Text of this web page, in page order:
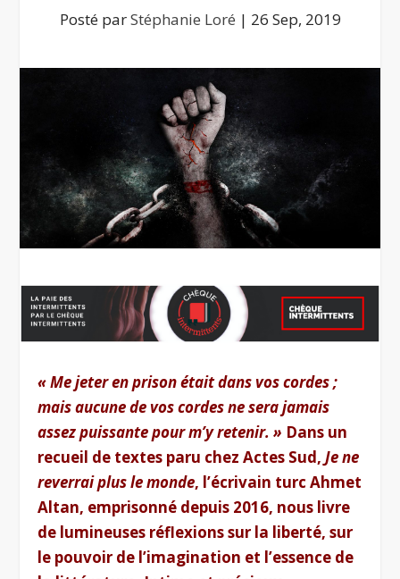
Posté parStéphanie Loré | 26 Sep, 2019
« Me jeter en prison était dans vos cordes ;
mais aucune de vos cordes ne sera jamais
assez puissante pour m’y retenir. » Dans un
recueil de textes paru chez Actes Sud,Je ne
reverrai plus lemonde, l’écrivain turc Ahmet
Altan, emprisonné depuis 2016, nous livre
de lumineuses réflexions sur la liberté, sur
le pouvoir de l’imagination et l’essence de